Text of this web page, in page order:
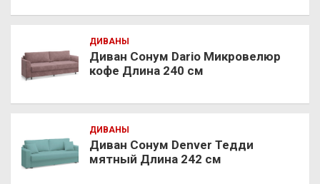
ДИВАНЫ
Диван Сонум Dario Микровелюр
кофе Длина 240 см
ДИВАНЫ
Диван Сонум Denver Тедди
мятный Длина 242 см